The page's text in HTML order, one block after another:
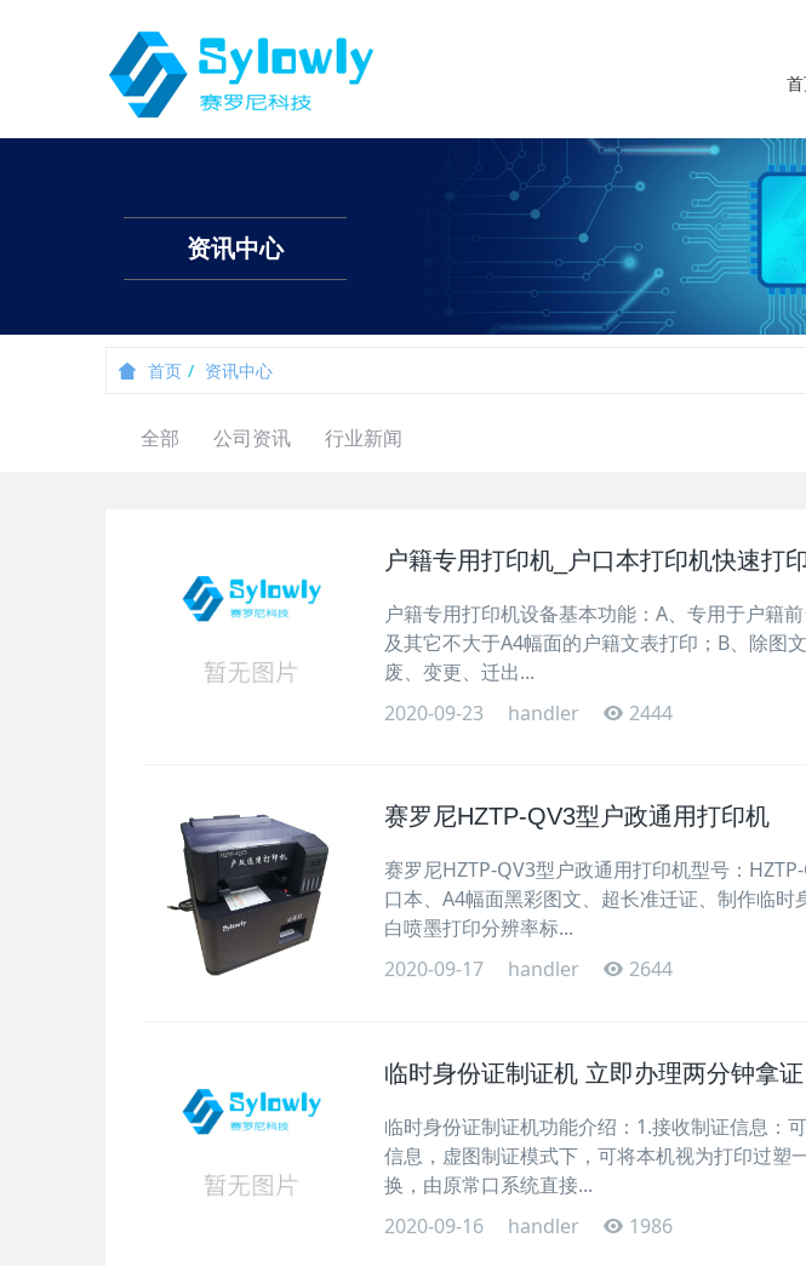
资讯中心
首页 资讯中心
全部 公司资讯 行业新闻
户籍专用打印机_户口本打印机快速打
户籍专用打印机设备基本功能：A、专用于户籍
及其它不大于A4幅面的户籍文表打印；B、除图
废、变更、迁出...
2020-09-23
handler 2444
赛罗尼HZTP-QV3型户政通用打印机
赛罗尼HZTP-QV3型户政通用打印机型号：
口本、A4幅面黑彩图文、超长准迁证、制作临
白喷墨打印分辨率标...
2020-09-17
handler 2644
临时身份证制证机 立即办理两分钟拿证
临时身份证制证机功能介绍：1.接收制证信息：
信息，虚图制证模式下，可将本机视为打印过塑
换，由原常口系统直接...
2020-09-16
handler 1986